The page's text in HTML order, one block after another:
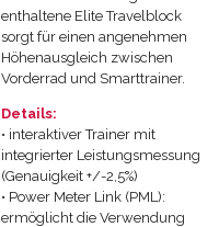
enthaltene Elite Travelblock
sorgt für einen angenehmen
Höhenausgleich zwischen
Vorderrad und Smarttrainer.
Details:
• interaktiver Trainer mit
integrierter Leistungsmessung
(Genauigkeit +/-2,5%)
• Power Meter Link (PML):
ermöglicht die Verwendung